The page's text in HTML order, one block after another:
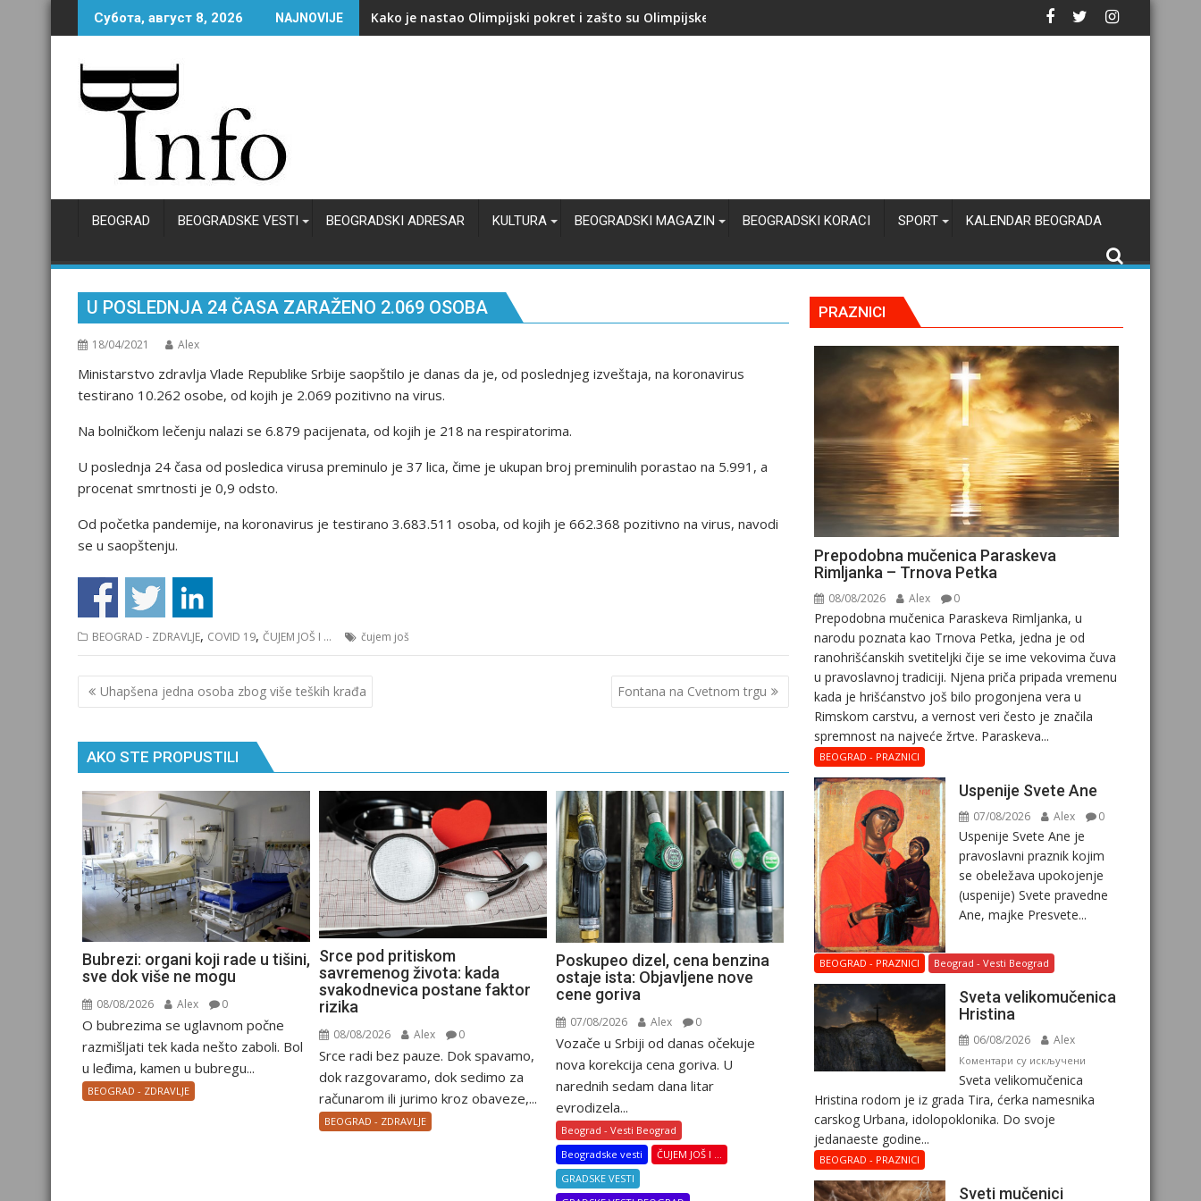
to
Субота, август 8, 2026 NAJNOVIJE AMD kupuje proizvođača AI čipova: Počinje nova bitka za jeftiniju veštačku inteligenciju
BEOGRAD BEOGRADSKE VESTI BEOGRADSKI ADRESAR KULTURA BEOGRADSKI MAGAZIN BEOGRADSKI KORACI SPORT KALENDAR BEOGRADA
U POSLEDNJA 24 ČASA ZARAŽENO 2.069 OSOBA
18/04/2021 Alex
Ministarstvo zdravlja Vlade Republike Srbije saopštilo je danas da je, od poslednjeg izveštaja, na koronavirus
testirano 10.262 osobe, od kojih je 2.069 pozitivno na virus.
Na bolničkom lečenju nalazi se 6.879 pacijenata, od kojih je 218 na respiratorima.
U poslednja 24 časa od posledica virusa preminulo je 37 lica, čime je ukupan broj preminulih porastao na 5.991, a
procenat smrtnosti je 0,9 odsto.
Od početka pandemije, na koronavirus je testirano 3.683.511 osoba, od kojih je 662.368 pozitivno na virus, navodi
se u saopštenju.
BEOGRAD - ZDRAVLJE, COVID 19, ČUJEM JOŠ I ... čujem još
Кретање
чланка
Uhapšena jedna osoba zbog više teških krađa Fontana na Cvetnom trgu
AKO STE PROPUSTILI
Bubrezi: organi koji rade u tišini,
sve dok više ne mogu
08/08/2026 Alex 0
O bubrezima se uglavnom počne
razmišljati tek kada nešto zaboli. Bol
u leđima, kamen u bubregu...
BEOGRAD - ZDRAVLJE
Srce pod pritiskom
savremenog života: kada
svakodnevica postane faktor
rizika
08/08/2026 Alex 0
Srce radi bez pauze. Dok spavamo,
dok razgovaramo, dok sedimo za
računarom ili jurimo kroz obaveze,...
BEOGRAD - ZDRAVLJE
Poskupeo dizel, cena benzina
ostaje ista: Objavljene nove
cene goriva
07/08/2026 Alex 0
Vozače u Srbiji od danas očekuje
nova korekcija cena goriva. U
narednih sedam dana litar
evrodizela...
Beograd - Vesti Beograd
Beogradske vesti
ČUJEM JOŠ I ...
GRADSKE VESTI
PRAZNICI
Prepodobna mučenica Paraskeva
Rimljanka – Trnova Petka
08/08/2026 Alex 0
Prepodobna mučenica Paraskeva Rimljanka, u
narodu poznata kao Trnova Petka, jedna je od
ranohrišćanskih svetiteljki čije se ime vekovima čuva
u pravoslavnoj tradiciji. Njena priča pripada vremenu
kada je hrišćanstvo još bilo progonjena vera u
Rimskom carstvu, a vernost veri često je značila
spremnost na najveće žrtve. Paraskeva...
BEOGRAD - PRAZNICI
Uspenije Svete Ane
07/08/2026 Alex 0
Uspenije Svete Ane je
pravoslavni praznik kojim
se obeležava upokojenje
(uspenije) Svete pravedne
Ane, majke Presvete...
BEOGRAD - PRAZNICI Beograd - Vesti Beograd
Svеta vеlikоmučеnica
Hristina
06/08/2026 Alex
Коментари су искљученина
vеlikоmučеnica
Svеta vеlikоmučеnica
Hristina rodom je iz grada Tira, ćerka namesnika
carskog Urbana, idolopoklonika. Dо svоје
јеdanaеstе gоdinе...
BEOGRAD - PRAZNICI
Sveti mučenici